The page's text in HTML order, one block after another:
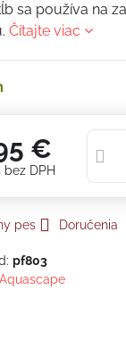
sa používa na
Čítajte viac
€
bez DPH
pes Doručenia
pf803
Aquascape